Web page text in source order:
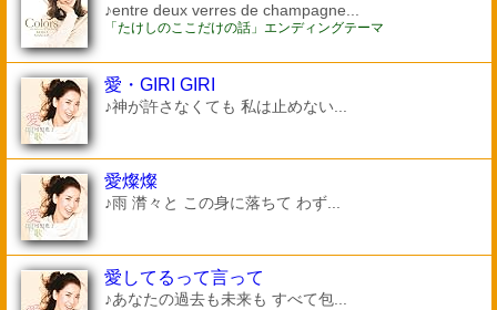
♪entre deux verres de champagne...
「たけしのここだけの話」エンディングテーマ
愛・GIRI GIRI
♪神が許さなくても 私は止めない...
愛燦燦
♪雨 潸々と この身に落ちて わず...
愛してるって言って
♪あなたの過去も未来も すべて包...